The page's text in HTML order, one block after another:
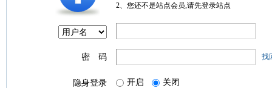
2、您还不是站点会员,请先登录站点
密 码 找
隐身登录 开启 关闭